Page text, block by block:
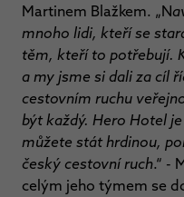
Martinem Blažkem. „N
mnoho lidi, kteří se
těm, kteří to potřebují.
a my jsme si dali za cíl
cestovním ruchu
být každý. Hero Hotel
můžete stát hrdinou,
český cestovní ruch.“ -
celým jeho týmem se